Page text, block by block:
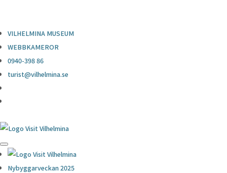
VILHELMINA MUSEUM
WEBBKAMEROR
0940-398 86
turist@vilhelmina.se
Nybyggarveckan 2025